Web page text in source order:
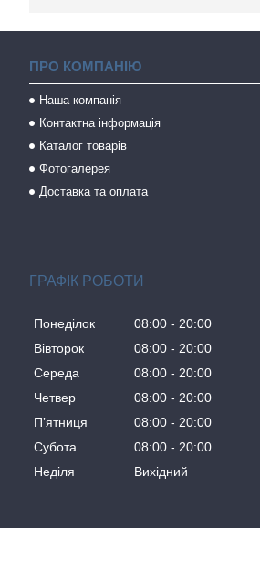
ПРО КОМПАНІЮ
Наша компанія
Контактна інформація
Каталог товарів
Фотогалерея
Доставка та оплата
ГРАФІК РОБОТИ
Понеділок 08:00
20:00
Вівторок
08:00
20:00
Середа
08:00
20:00
Четвер
08:00
20:00
Пʼятниця
08:00
20:00
Субота
08:00
20:00
Неділя
Вихідний